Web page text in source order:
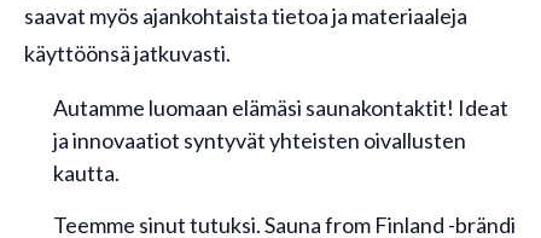
saavat myös ajankohtaista tietoa ja materiaaleja
käyttöönsä jatkuvasti.
Autamme luomaan elämäsi saunakontaktit! Ideat
ja innovaatiot syntyvät yhteisten oivallusten
kautta.
Teemme sinut tutuksi. Sauna from Finland -brändi